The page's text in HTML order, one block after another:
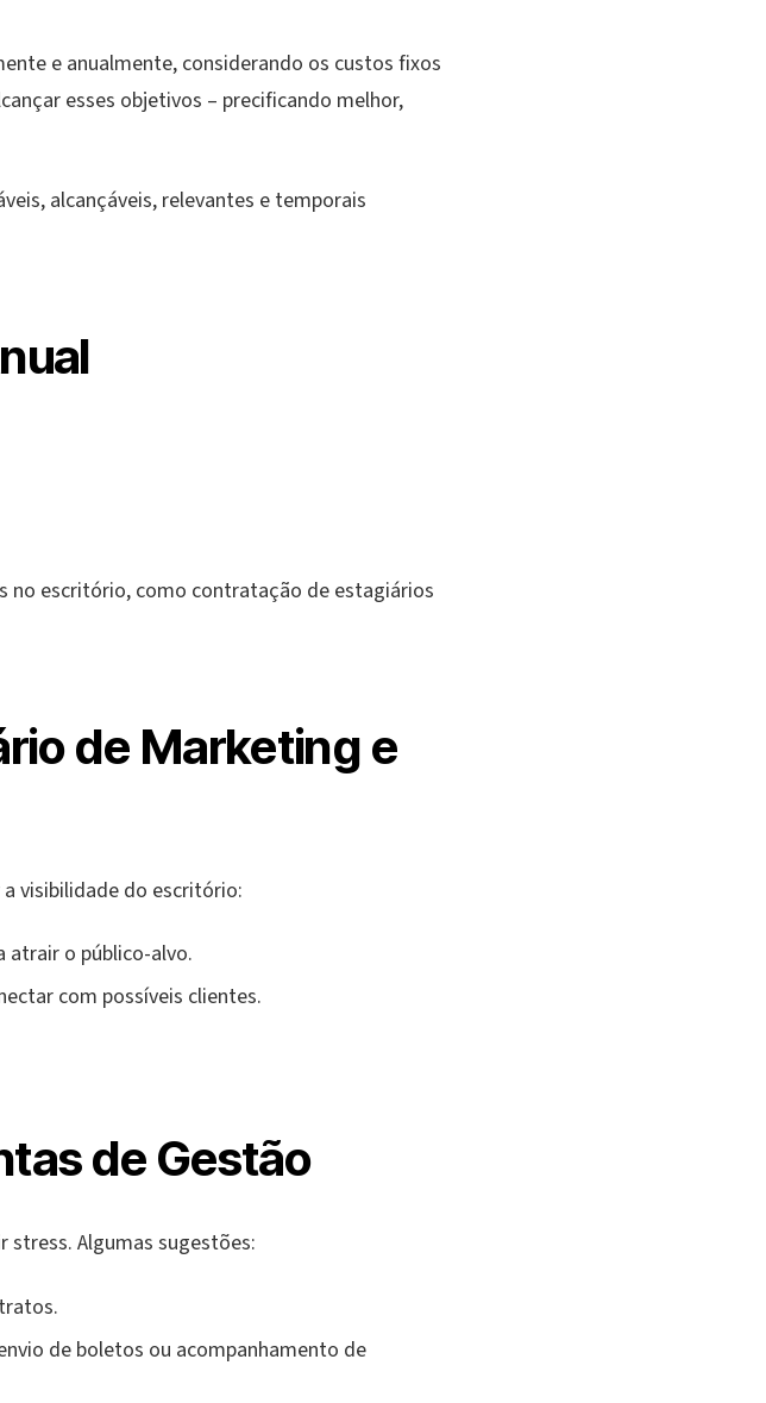
e anualmente, considerando os custos fixos
esses objetivos – precificando melhor,
alcançáveis, relevantes e temporais
no escritório, como contratação de estagiários
de Marketing e
visibilidade do escritório:
atrair o público-alvo.
com possíveis clientes.
de Gestão
Algumas sugestões:
de boletos ou acompanhamento de